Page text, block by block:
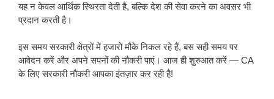
यह न केवल आर्थिक स्थिरता देती है, बल्कि देश की सेवा करने का अवसर भी
प्रदान करती है।
इस समय सरकारी क्षेत्रों में हजारों मौके निकल रहे हैं, बस सही समय पर
आवेदन करें और अपने सपनों की नौकरी पाएं। आज ही शुरुआत करें — CA
के लिए सरकारी नौकरी आपका इंतज़ार कर रही है!